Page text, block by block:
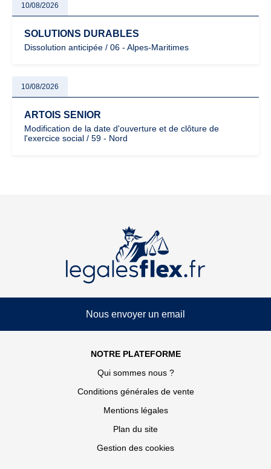
10/08/2026
SOLUTIONS DURABLES
Dissolution anticipée / 06 - Alpes-Maritimes
10/08/2026
ARTOIS SENIOR
Modification de la date d'ouverture et de clôture de
l'exercice social / 59 - Nord
Nous envoyer un email
NOTRE PLATEFORME
Qui sommes nous ?
Conditions générales de vente
Mentions légales
Plan du site
Gestion des cookies